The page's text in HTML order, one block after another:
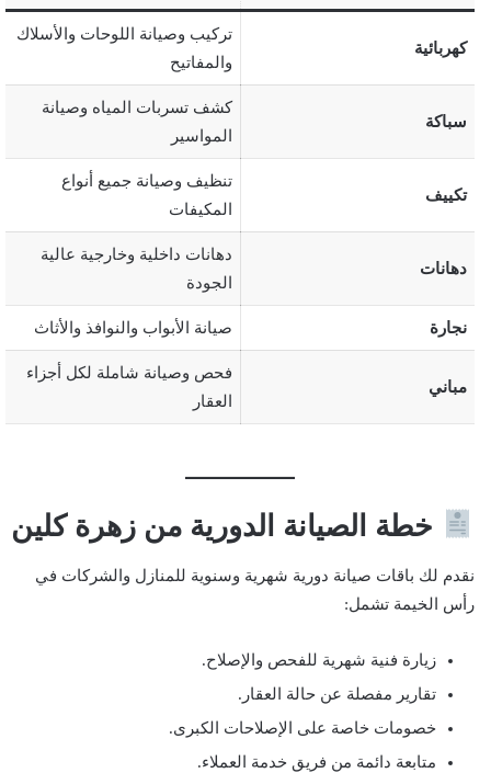
كهربائية
تركيب وصيانة اللوحات والأسلاك
والمفاتيح
سباكة
كشف تسربات المياه وصيانة
المواسير
تكييف
تنظيف وصيانة جميع أنواع
المكيفات
دهانات
دهانات داخلية وخارجية عالية
الجودة
نجارة صيانة الأبواب والنوافذ والأثاث
مباني
فحص وصيانة شاملة لكل أجزاء
العقار
خطة الصيانة الدورية من زهرة كلين
نقدم لك باقات صيانة دورية شهرية وسنوية للمنازل والشركات في
رأس الخيمة تشمل:
زيارة فنية شهرية للفحص والإصلاح.
تقارير مفصلة عن حالة العقار.
خصومات خاصة على الإصلاحات الكبرى.
متابعة دائمة من فريق خدمة العملاء.